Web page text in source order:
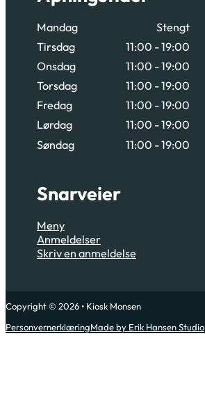
Mandag
Stengt
Tirsdag
11:00 - 19:00
Onsdag
11:00 - 19:00
Torsdag
11:00 - 19:00
Fredag
11:00 - 19:00
Lørdag
11:00 - 19:00
Søndag
11:00 - 19:00
Snarveier
Meny
Anmeldelser
Skriv en anmeldelse
Copyright © 2026 • Kiosk Monsen
PersonvernerklæringMade by Erik Hansen Studio